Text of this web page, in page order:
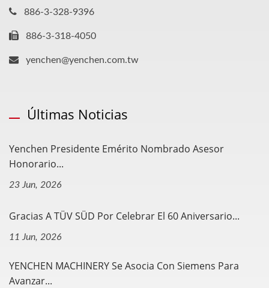
886-3-328-9396
886-3-318-4050
yenchen@yenchen.com.tw
Últimas Noticias
Yenchen Presidente Emérito Nombrado Asesor
Honorario...
23 Jun, 2026
Gracias A TÜV SÜD Por Celebrar El 60 Aniversario...
11 Jun, 2026
YENCHEN MACHINERY Se Asocia Con Siemens Para
Avanzar...